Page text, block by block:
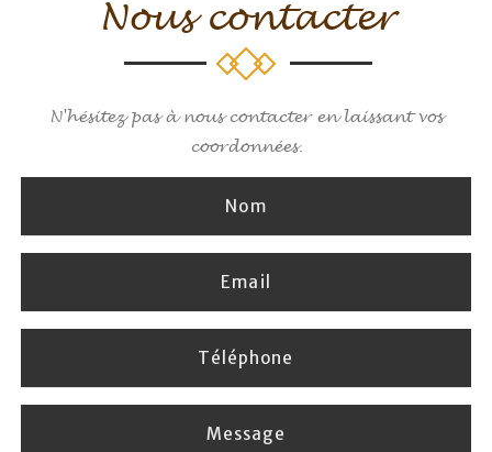
Nous contacter
N'hésitez pas à nous contacter en laissant vos
coordonnées.
Nom
Email
Téléphone
Message